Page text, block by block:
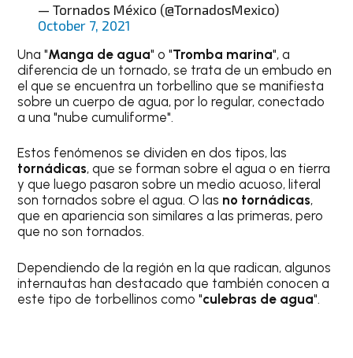
— Tornados México (@TornadosMexico)
October 7, 2021
Una "Manga de agua" o "Tromba marina", a
diferencia de un tornado, se trata de un embudo en
el que se encuentra un torbellino que se manifiesta
sobre un cuerpo de agua, por lo regular, conectado
a una "nube cumuliforme".
Estos fenómenos se dividen en dos tipos, las
tornádicas, que se forman sobre el agua o en tierra
y que luego pasaron sobre un medio acuoso, literal
son tornados sobre el agua. O las no tornádicas,
que en apariencia son similares a las primeras, pero
que no son tornados.
Dependiendo de la región en la que radican, algunos
internautas han destacado que también conocen a
este tipo de torbellinos como "culebras de agua".